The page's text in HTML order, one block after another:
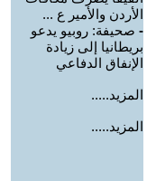
الأردن والأمير ع ...
- صحيفة: روبيو يدعو
بريطانيا إلى زيادة
الإنفاق الدفاعي
المزيد.....
المزيد.....